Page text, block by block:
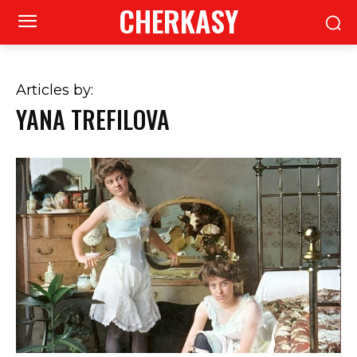
CHERKASY
Articles by:
YANA TREFILOVA